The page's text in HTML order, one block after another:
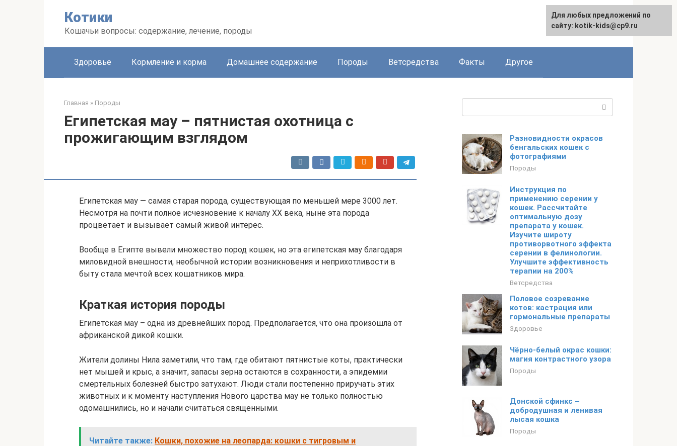
Котики
Кошачьи вопросы: содержание, лечение, породы
Здоровье Кормление и корма Домашнее содержание Породы Ветсредства Факты Другое
Главная » Породы
Египетская мау – пятнистая охотница с
прожигающим взглядом
Египетская мау — самая старая порода, существующая по меньшей мере 3000 лет.
Несмотря на почти полное исчезновение к началу ХХ века, ныне эта порода
процветает и вызывает самый живой интерес.
Вообще в Египте вывели множество пород кошек, но эта египетская мау благодаря
миловидной внешности, необычной истории возникновения и неприхотливости в
быту стала мечтой всех кошатников мира.
Краткая история породы
Египетская мау – одна из древнейших пород. Предполагается, что она произошла от
африканской дикой кошки.
Жители долины Нила заметили, что там, где обитают пятнистые коты, практически
нет мышей и крыс, а значит, запасы зерна остаются в сохранности, а эпидемии
смертельных болезней быстро затухают. Люди стали постепенно приручать этих
животных и к моменту наступления Нового царства мау не только полностью
одомашнились, но и начали считаться священными.
Читайте также: Кошки, похожие на леопарда: кошки с тигровым и
Разновидности окрасов
бенгальских кошек с
фотографиями
Породы
Инструкция по
применению серении у
кошек. Рассчитайте
оптимальную дозу
препарата у кошек.
Изучите широту
противорвотного эффекта
серении в фелинологии.
Улучшите эффективность
терапии на 200%
Ветсредства
Половое созревание
котов: кастрация или
гормональные препараты
Здоровье
Чёрно-белый окрас кошки:
магия контрастного узора
Породы
Донской сфинкс –
добродушная и ленивая
лысая кошка
Породы
Для любых предложений по
сайту: kotik-kids@cp9.ru